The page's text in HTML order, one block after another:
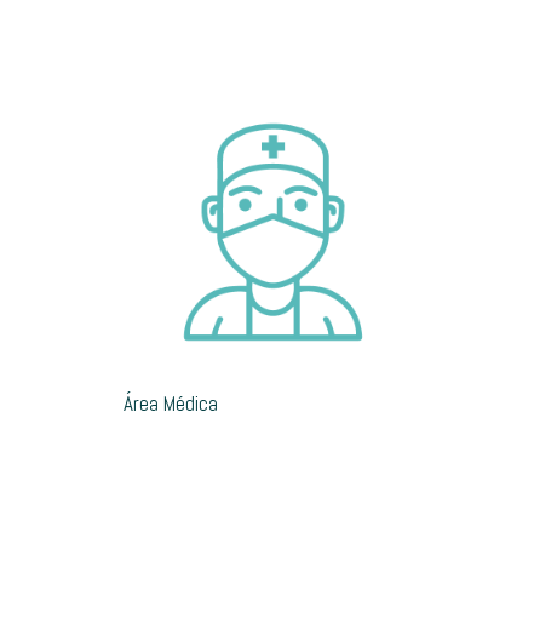
Área Médica